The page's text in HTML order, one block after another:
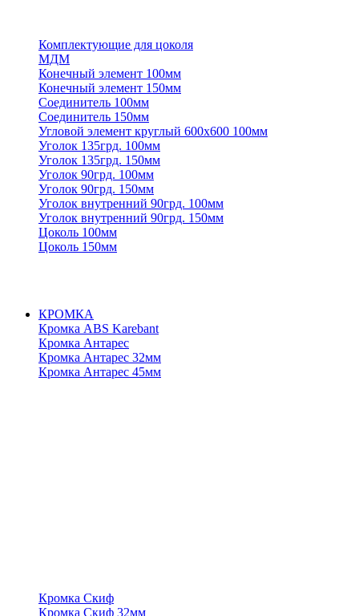
Комплектующие для цоколя
МДМ
Конечный элемент 100мм
Конечный элемент 150мм
Соединитель 100мм
Соединитель 150мм
Угловой элемент круглый 600х600 100мм
Уголок 135грд. 100мм
Уголок 135грд. 150мм
Уголок 90грд. 100мм
Уголок 90грд. 150мм
Уголок внутренний 90грд. 100мм
Уголок внутренний 90грд. 150мм
Цоколь 100мм
Цоколь 150мм
КРОМКА
Кромка ABS Karebant
Кромка Антарес
Кромка Антарес 32мм
Кромка Антарес 45мм
Кромка Скиф
Кромка Скиф 32мм